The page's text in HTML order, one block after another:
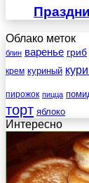
Облако меток
блин варенье гриб
крем куриный
пирожок пицца
торт яблоко
Интересно